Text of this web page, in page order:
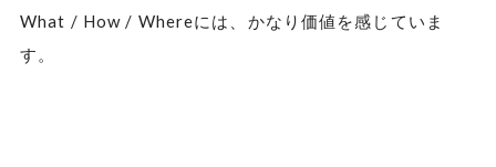
What / How / Whereには、かなり価値を感じていま
す。